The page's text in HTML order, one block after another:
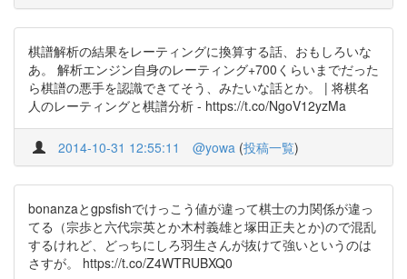
棋譜解析の結果をレーティングに換算する話、おもしろいな
あ。 解析エンジン自身のレーティング+700くらいまでだった
ら棋譜の悪手を認識できてそう、みたいな話とか。 | 将棋名
人のレーティングと棋譜分析 - https://t.co/NgoV12yzMa
2014-10-31 12:55:11 @yowa (投稿一覧)
bonanzaとgpsfishでけっこう値が違って棋士の力関係が違っ
てる（宗歩と六代宗英とか木村義雄と塚田正夫とか)ので混乱
するけれど、どっちにしろ羽生さんが抜けて強いというのは
さすが。 https://t.co/Z4WTRUBXQ0